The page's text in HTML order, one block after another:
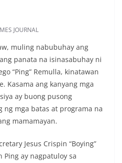
JOURNAL
muling nabubuhay ang
panata na isinasabuhay ni
“Ping” Remulla, kinatawan
Kasama ang kanyang mga
ay buong pusong
ng mga batas at programa na
mamamayan.
Jesus Crispin “Boying”
Ping ay nagpatuloy sa